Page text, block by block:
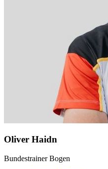
Oliver Haidn
Bundestrainer Bogen